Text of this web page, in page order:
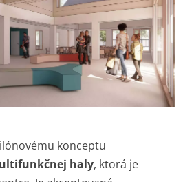
konceptu
haly, ktorá je